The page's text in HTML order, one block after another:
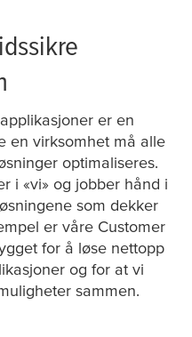
er en
en virksomhet må alle
optimaliseres.
i «vi» og jobber hånd i
som dekker
er våre Customer
for å løse nettopp
og for at vi
sammen.